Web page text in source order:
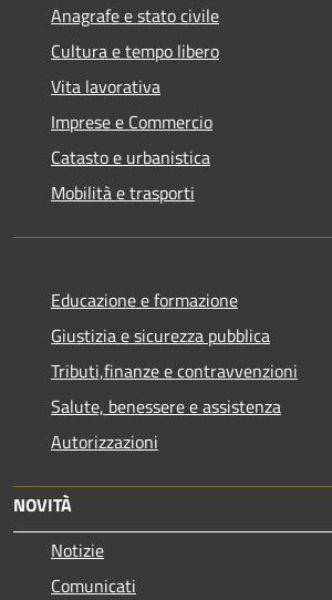
Anagrafe e stato civile
Cultura e tempo libero
Vita lavorativa
Imprese e Commercio
Catasto e urbanistica
Mobilità e trasporti
Educazione e formazione
Giustizia e sicurezza pubblica
Tributi,finanze e contravvenzioni
Salute, benessere e assistenza
Autorizzazioni
NOVITÀ
Notizie
Comunicati